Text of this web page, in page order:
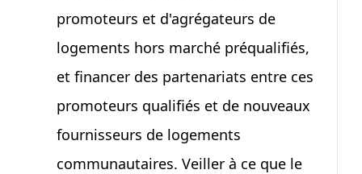
promoteurs et d'agrégateurs de
logements hors marché préqualifiés,
et financer des partenariats entre ces
promoteurs qualifiés et de nouveaux
fournisseurs de logements
communautaires. Veiller à ce que le